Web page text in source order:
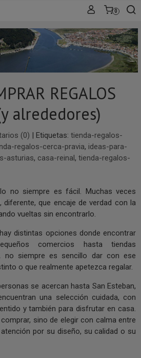
0
REGALOS
alrededores)
(0) | Etiquetas: tienda-regalos-
regalos-cerca-pravia, ideas-para-
asturias, casa-reinal, tienda-regalos-
no siempre es fácil. Muchas veces
que encaje de verdad con la
vueltas sin encontrarlo.
distintas opciones donde encontrar
comercios hasta tiendas
no siempre es sencillo dar con ese
o que realmente apetezca regalar.
se acercan hasta San Esteban,
una selección cuidada, con
y también para disfrutar en casa.
sino de elegir con calma entre
por su diseño, su calidad o su